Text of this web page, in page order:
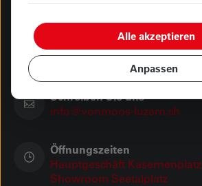
Besuchen Sie uns
Hauptgeschäft Kasernenplatz
Showroom Seetalplatz
Schreiben Sie uns
info@vonmoos-luzern.ch
Öffnungszeiten
Hauptgeschäft Kasernenplatz
Showroom Seetalplatz
Anpassen
Alle akzeptieren